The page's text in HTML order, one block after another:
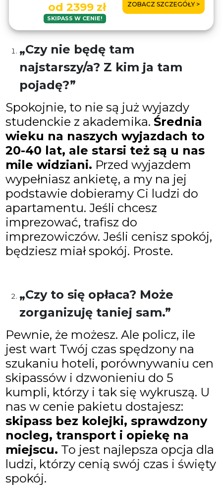
Brak aneksów – pyszne wyżywienie HB w
hotelu tylko 30€/dzień.
od 2399 zł
SKIPASS W CENIE!
ZOBACZ SZCZEGÓŁY >
„Czy nie będę tam
najstarszy/a? Z kim ja tam
pojadę?”
Spokojnie, to nie są już wyjazdy
studenckie z akademika. Średnia
wieku na naszych wyjazdach to
20-40 lat, ale starsi też są u nas
mile widziani. Przed wyjazdem
wypełniasz ankietę, a my na jej
podstawie dobieramy Ci ludzi do
apartamentu. Jeśli chcesz
imprezować, trafisz do
imprezowiczów. Jeśli cenisz spokój,
będziesz miał spokój. Proste.
„Czy to się opłaca? Może
zorganizuję taniej sam.”
Pewnie, że możesz. Ale policz, ile
jest wart Twój czas spędzony na
szukaniu hoteli, porównywaniu cen
skipassów i dzwonieniu do 5
kumpli, którzy i tak się wykruszą. U
nas w cenie pakietu dostajesz:
skipass bez kolejki, sprawdzony
nocleg, transport i opiekę na
miejscu. To jest najlepsza opcja dla
ludzi, którzy cenią swój czas i święty
spokój.